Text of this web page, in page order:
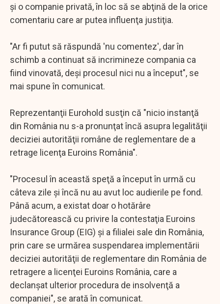
şi o companie privată, în loc să se abţină de la orice
comentariu care ar putea influenţa justiţia.
"Ar fi putut să răspundă 'nu comentez', dar în
schimb a continuat să incrimineze compania ca
fiind vinovată, deşi procesul nici nu a început", se
mai spune în comunicat.
Reprezentanţii Eurohold susţin că "nicio instanţă
din România nu s-a pronunţat încă asupra legalităţii
deciziei autorităţii române de reglementare de a
retrage licenţa Euroins România".
"Procesul în această speţă a început în urmă cu
câteva zile şi încă nu au avut loc audierile pe fond.
Până acum, a existat doar o hotărâre
judecătorească cu privire la contestaţia Euroins
Insurance Group (EIG) şi a filialei sale din România,
prin care se urmărea suspendarea implementării
deciziei autorităţii de reglementare din România de
retragere a licenţei Euroins România, care a
declanşat ulterior procedura de insolvenţă a
companiei", se arată în comunicat.